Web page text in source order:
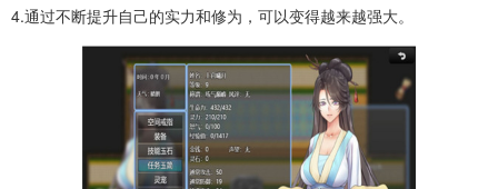
4.通过不断提升自己的实力和修为，可以变得越来越强大。